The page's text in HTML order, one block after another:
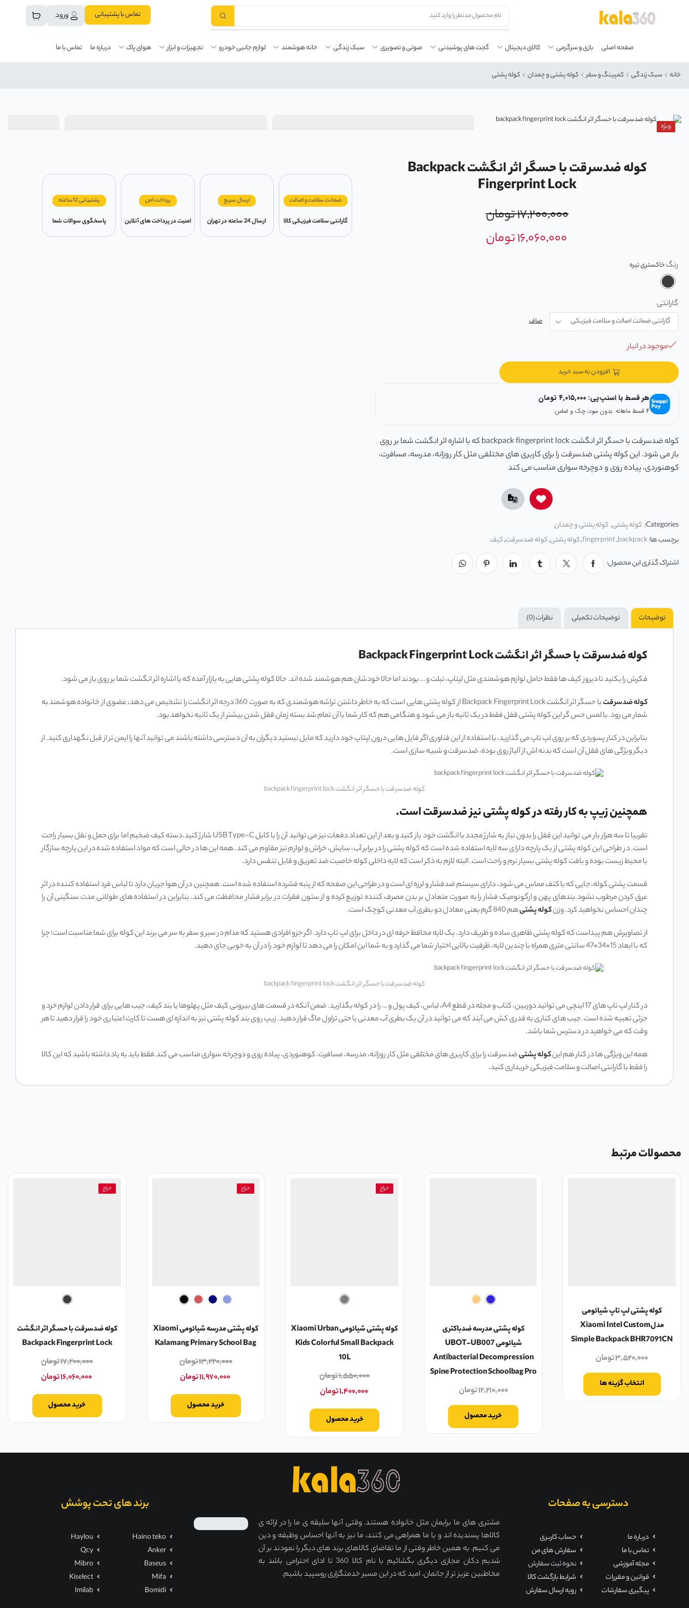
ورود تماس با پشتیبانی
صفحه اصلی بازی و سرگرمی کالای دیجیتال گجت های پوشیدنی صوتی و تصویری سبک زندگی خانه هوشمند لوازم جانبی خودرو تجهیزات و ابزار هوای پاک درباره ما تماس با ما
خانه سبک زندگی کمپینگ و سفر کوله پشتی و چمدان کوله پشتی
ویژه
کوله ضدسرقت با حسگر اثر انگشت Backpack
Fingerprint Lock
۱۷,۲۰۰,۰۰۰تومان
۱۶,۰۶۰,۰۰۰تومان
رنگ
گارانتی
صاف
موجود در انبار
افزودن به سبد خرید
هر قسط با اسنپ‌پی: ۴,۰۱۵,۰۰۰ تومان
۴ قسط ماهانه. بدون سود، چک و ضامن.
کوله ضدسرقت با حسگر اثر انگشت backpack fingerprint lock که با اشاره اثر انگشت شما بر روی
باز می شود. این کوله پشتی ضدسرقت را برای کاربری های مختلفی مثل کار روزانه، مدرسه، مسافرت،
کوهنوردی، پیاده روی و دوچرخه سواری مناسب می کند
Categories: کوله پشتی, کوله پشتی و چمدان
برچسب ها:backpack
,
fingerprint
,کوله پشتی,کوله ضدسرقت,کیف
اشتراک گذاری این محصول:
ضمانت سلامت و اصالت
گارانتی سلامت فیزیکی کالا
ارسال سریع
ارسال 24 ساعته در تهران
پرداخت امن
امنیت در پرداخت های آنلاین
پشتیبانی 12ساعته
پاسخگوی سوالات شما
توضیحات توضیحات تکمیلی نظرات (0)
کوله ضدسرقت با حسگر اثر انگشت Backpack Fingerprint Lock
فکرش را بکنید تا دیروز کیف ها فقط حامل لوازم هوشمندی مثل لپتاپ، تبلت و … بودند اما حالا خودشان هم هوشمند شده اند. حالا کوله پشتی هایی به بازار آمده که با اشاره اثر انگشت شما بر روی باز می شود.
کوله ضدسرقت
با حسگر اثر انگشت Backpack Fingerprint Lock از کوله پشتی هایی است که به خاطر داشتن تراشه هوشمندی که به صورت 360 درجه اثر انگشت را تشخیص می دهد، عضوی از خانواده هوشمند به
شمار می رود. با لمس حس گر این کوله پشتی قفل فقط در یک ثانیه باز می شود و هنگامی هم که کار شما با آن تمام شد بسته زمان قفل شدن بیشتر از یک ثانیه نخواهد بود.
بنابراین در کنار پسوردی که بر روی لپ تاپ می گذارید، با استفاده از این فناوری اگر فایل هایی درون لپتاپ خود دارید که مایل نیستید دیگران به آن دسترسی داشته باشند می توانید آنها را ایمن تر از قبل نگهداری کنید. از
دیگر ویژگی های قفل آن است که بدنه اش از آلیاژ روی بوده، ضدسرقت و شبیه سازی است.
کوله ضدسرقت با حسگر اثر انگشت backpack fingerprint lock
همچنین زیپ به کار رفته در کوله پشتی نیز ضدسرقت است.
تقریبا تا سه هزار بار می توانید این قفل را بدون نیاز به شارژ مجدد با انگشت خود باز کنید و بعد از این تعداد دفعات نیز می توانید آن را با کابل USB Type-C شارژ کنید.دسته کیف ضخیم اما برای حمل و نقل بسیار راحت
است. در طراحی این کوله پشتی از یک پارچه دارای سه لایه استفاده شده است که کوله پشتی را در برابر آب، سایش، خراش و لوازم تیز مقاوم می کند. همه این ها در حالی است که مواد استفاده شده در این پارچه سازگار
با محیط زیست بوده و بافت کوله پشتی بسیار نرم و راحت است. البته لازم به ذکر است که لایه داخلی کوله خاصیت ضد تعریق و قابل تنفس دارد.
قسمت پشتی کوله، جایی که با کتف مماس می شود، دارای سیستم ضدفشار و لرزه ای است و در طراحی این صفحه که از پنبه فشرده استفاده شده است. همچنین در آن هوا جریان دارد تا لباس فرد استفاده کننده در اثر
عرق کردن مرطوب نشود.بندهای پهن و ارگونومیک فشار را به صورت متعادل بر بدن مصرف کننده توزیع کرده و از ستون فقرات در برابر فشار محافظت می کند. بنابراین در استفاده های طولانی مدت سنگینی آن را
چندان احساس نخواهید کرد. وزنکوله پشتیهم 840 گرم یعنی معادل دو بطری آب معدنی کوچک است.
از تصاویرش هم پیداست که کوله پشتی ظاهری ساده و ظریف دارد. یک لایه محافظ حرفه‌ ای در داخل برای لپ ‌تاپ دارد. اگر جزو افرادی هستید که مدام در سیر و سفر به سر می برند این کوله برای شما مناسبت است؛ چرا
که با ابعاد 15×34×47 سانتی متری همراه با چندین لایه، ظرفیت بالایی اختیار شما می گذارد و به شما این امکان را می دهد تا لوازم خود را در آن به خوبی جای دهید.
کوله ضدسرقت با حسگر اثر انگشت backpack fingerprint lock
در کنار لپ تاپ های 17 اینچی می توانید دوربین، کتاب و مجله در قطع A4، لباس، کیف پول و … را در کوله بگذارید. ضمن آنکه در قسمت های بیرونی کیف مثل پهلوها یا بند کیف، جیب هایی برای قرار دادن لوازم خرد و
جزئی تعبیه شده است. جیب های کناری به قدری کش می آیند که می توانید در آن یک بطری آب معدنی یا حتی تراول ماگ قرار دهید. زیپ روی بند کوله پشتی نیز به اندازه ای هست تا کارت اعتباری خود را قرار دهید تا هر
وقت که می خواهید در دسترس شما باشد.
همه این ویژگی ها در کنار هم اینکوله پشتیضدسرقت را برای کاربری های مختلفی مثل کار روزانه، مدرسه، مسافرت، کوهنوردی، پیاده روی و دوچرخه سواری مناسب می کند.فقط باید به یاد داشته باشید که این کالا
را فقط با گارانتی اصالت و سلامت فیزیکی خریداری کنید.
محصولات مرتبط
کوله پشتی لپ تاپ شیائومی
مدلXiaomi Intel Custom
Simple Backpack BHR7091CN
۳,۵۲۰,۰۰۰تومان
انتخاب گزینه ها
کوله پشتی مدرسه ضدباکتری
شیائومی UBOT-UB007
Antibacterial Decompression
Spine Protection Schoolbag Pro
۱۲,۲۱۰,۰۰۰تومان
خرید محصول
حراج
کوله پشتی شیائومی Xiaomi Urban
Kids Colorful Small Backpack
10L
۱,۵۵۰,۰۰۰تومان
۱,۴۰۰,۰۰۰تومان
خرید محصول
حراج
کوله پشتی مدرسه شیائومی Xiaomi
Kalamang Primary School Bag
۱۳,۲۲۰,۰۰۰تومان
۱۱,۹۷۰,۰۰۰تومان
خرید محصول
حراج
کوله ضدسرقت با حسگر اثر انگشت
Backpack Fingerprint Lock
۱۷,۲۰۰,۰۰۰تومان
۱۶,۰۶۰,۰۰۰تومان
خرید محصول
دسترسی به صفحات
درباره ما
تماس با ما
مجله آموزشی
قوانین و مقررات
پیگیری سفارشات
حساب کاربری
سفارش های من
نحوه ثبت سفارش
شرایط بازگشت کالا
رویه ارسال سفارش
مشتری های ما برایمان مثل خانواده هستند. وقتی آنها سلیقه ی ما را در ارائه ی
کالاها پسندیده اند و با ما همراهی می کنند، ما نیز به آنها احساس وظیفه و دین
می کنیم. به همین خاطر وقتی از ما تقاضای کالاهای برند های دیگر را نمودند بر آن
شدیم دکان مجازی دیگری بگشائیم با نام کالا 360 تا ادای احترامی باشد به
مخاطبین عزیز تر از جانمان. امید که در این مسیر خدمتگزاری روسپید باشیم.
برند های تحت پوشش
Haino teko
Anker
Baseus
Mifa
Bomidi
Haylou
Qcy
Mibro
Kiselect
Imilab